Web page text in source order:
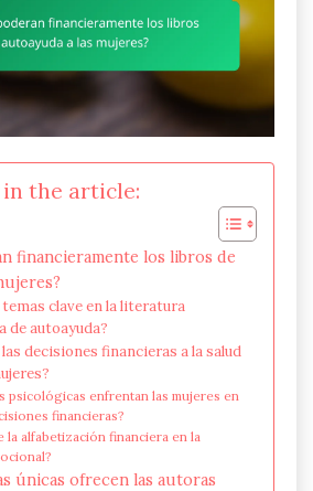
in the article:
financieramente los libros de
temas clave en la literatura
autoayuda?
decisiones financieras a la salud
psicológicas enfrentan las mujeres en
financieras?
la alfabetización financiera en la
únicas ofrecen las autoras